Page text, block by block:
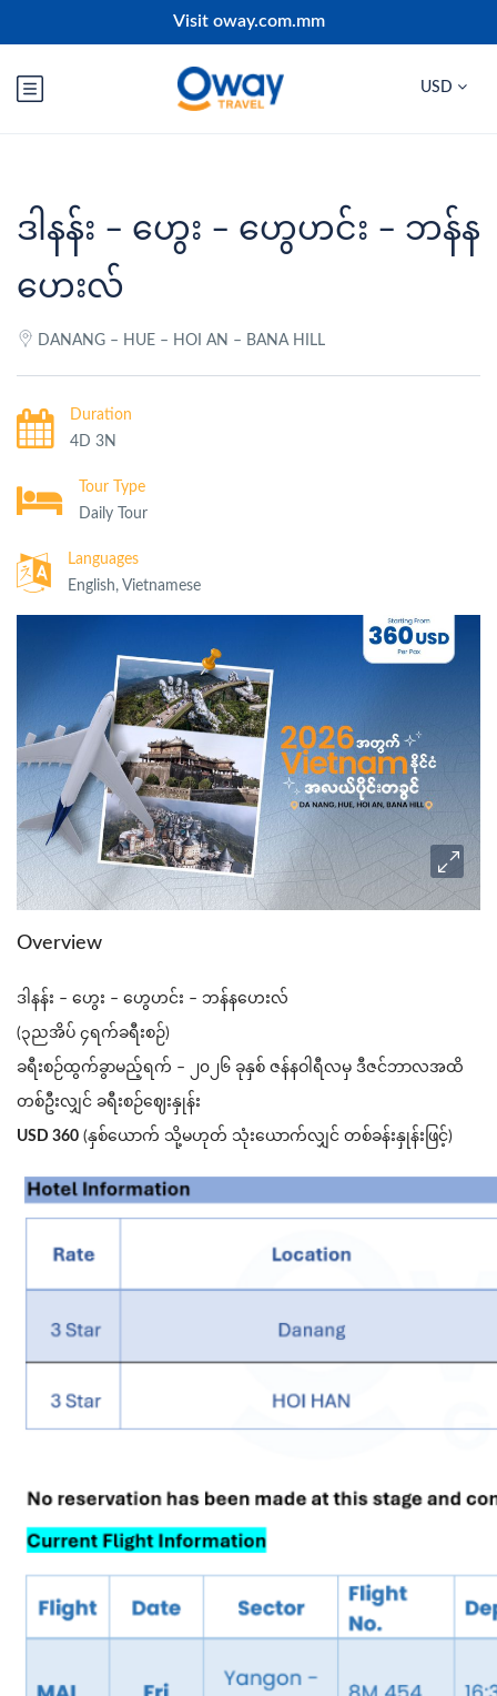
Visit oway.com.mm
USD
ဒါနန်း – ဟွေး – ဟွေဟင်း – ဘန်န
ဟေးလ်
DANANG – HUE – HOI AN – BANA HILL
Duration
4D 3N
Tour Type
Daily Tour
Languages
English, Vietnamese
Overview
ဒါနန်း – ဟွေး – ဟွေဟင်း – ဘန်နဟေးလ်
(၃ညအိပ် ၄ရက်ခရီးစဉ်)
ခရီးစဉ်ထွက်ခွာမည့်ရက် – ၂၀၂၆ ခုနှစ် ဇန်နဝါရီလမှ ဒီဇင်ဘာလအထိ
တစ်ဦးလျှင် ခရီးစဉ်ဈေးနှုန်း
USD 360 (နှစ်ယောက် သို့မဟုတ် သုံးယောက်လျှင် တစ်ခန်းနှုန်းဖြင့်)